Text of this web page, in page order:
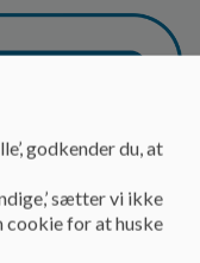
godkender du, at
sætter vi ikke
for at huske